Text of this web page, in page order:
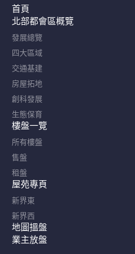
首頁
北部都會區概覽​
發展總覽
四大區域
交通基建
房屋拓地
創科發展
生態保育
樓盤一覽
所有樓盤
售盤
租盤
屋苑專頁
新界東
新界西
地圖搵盤
業主放盤